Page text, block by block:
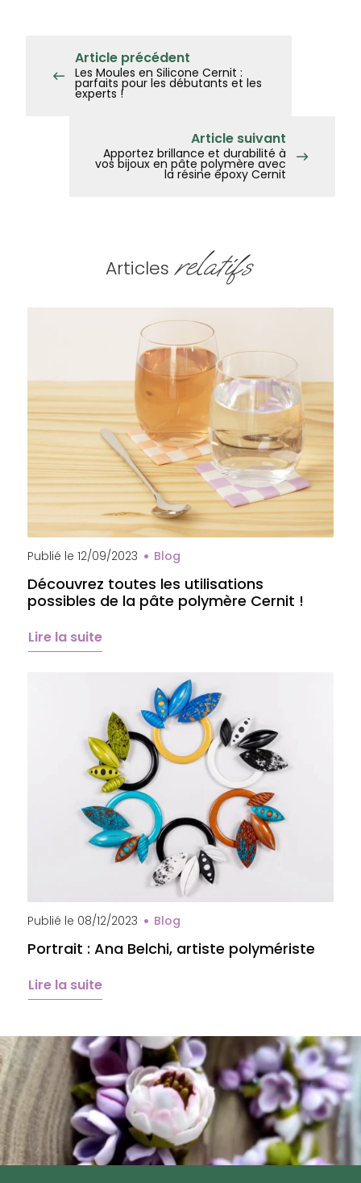
Article précédent
Les Moules en Silicone Cernit :
parfaits pour les débutants et les
experts !
Article suivant
Apportez brillance et durabilité à
vos bijoux en pâte polymère avec
la résine époxy Cernit
Articles relatifs
Publié le 12/09/2023 Blog
Découvrez toutes les utilisations
possibles de la pâte polymère Cernit !
Lire la suite
Publié le 08/12/2023 Blog
Portrait : Ana Belchi, artiste polymériste
Lire la suite